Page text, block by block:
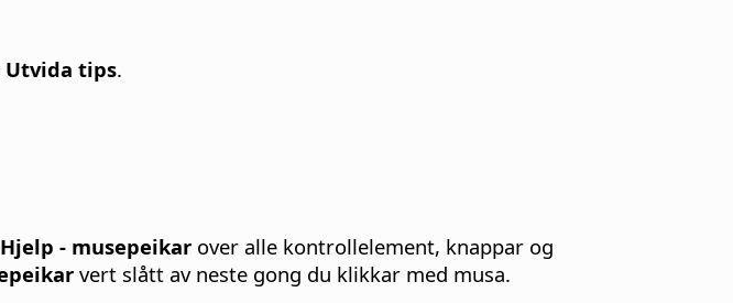
Utvida tips.
Hjelp - musepeikar over alle kontrollelement, knappar og
vert slått av neste gong du klikkar med musa.